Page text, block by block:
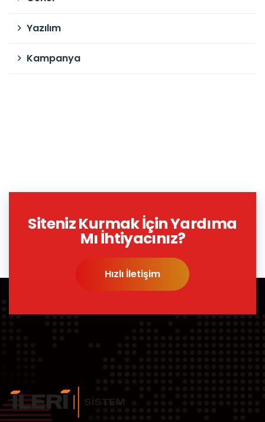
Yazılım
Kampanya
Siteniz Kurmak İçin Yardıma
Mı İhtiyacınız?
Hızlı İletişim